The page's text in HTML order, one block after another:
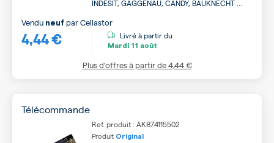
INDESIT, GAGGENAU, CANDY, BAUKNECHT ...
4,44 €
Vendu neuf parCellastor
Livré à partir du
Mardi 11 août
Plus d’offres à partir de4,44 €
Télécommande
Ref. produit : AKB74115502
Produit Original